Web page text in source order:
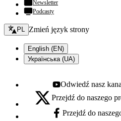
Newsletter
Podcasty
Zmień język - bieżący:
PL Zmień język strony
English (EN)
Українська (UA)
Youtube - otwiera się w
Odwiedź nasz
X - otwiera się w nowej karcie
Przejdź do naszego
Facebook - otwiera się w
Przejdź do